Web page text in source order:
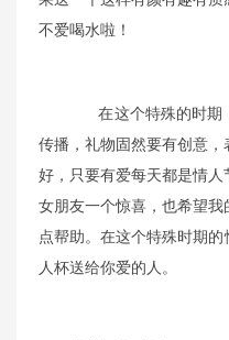
不爱喝水啦！
在这个特殊的时期
传播，礼物固然要有创意
好， 只要有爱每天都是情人
女朋友一个惊喜，也希望我
点帮助。在这个特殊时期
人杯送给你爱的人。